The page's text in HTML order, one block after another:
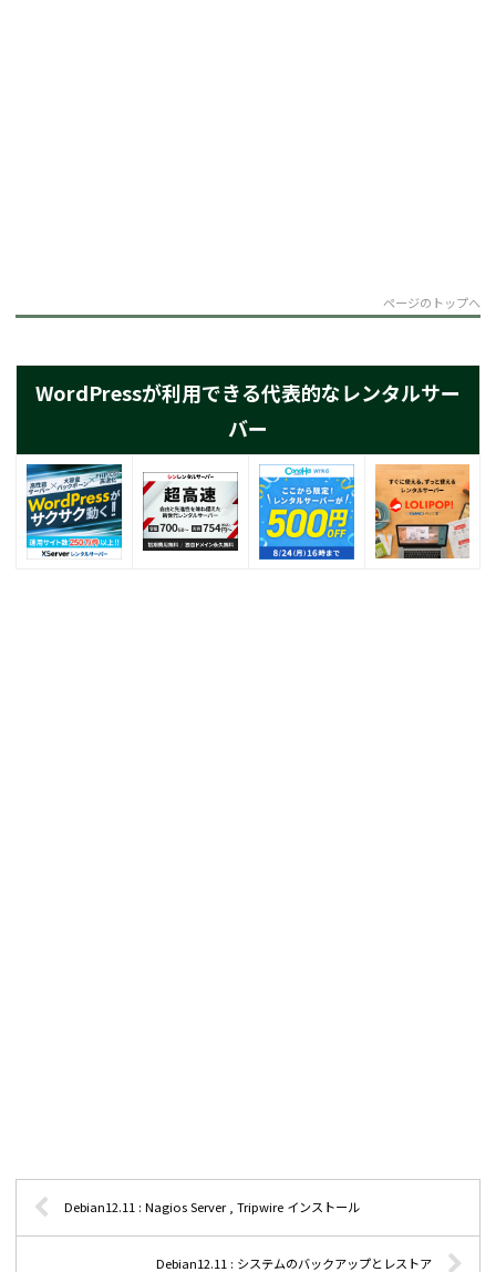
ページのトップへ
WordPressが利用できる代表的なレンタルサー
バー
Debian12.11 : Nagios Server , Tripwire インストール
Debian12.11 : システムのバックアップとレストア